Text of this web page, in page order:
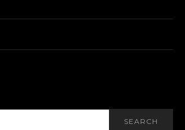
SEARCH